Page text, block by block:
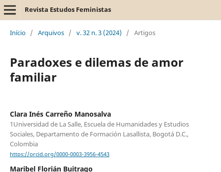
Revista Estudos Feministas
Início / Arquivos / v. 32 n. 3 (2024) / Artigos
Paradoxes e dilemas de amor
familiar
Clara Inés Carreño Manosalva
1Universidad de La Salle, Escuela de Humanidades y Estudios
Sociales, Departamento de Formación Lasallista, Bogotá D.C.,
Colombia
https://orcid.org/0000-0003-3956-4543
Maribel Florián Buitrago